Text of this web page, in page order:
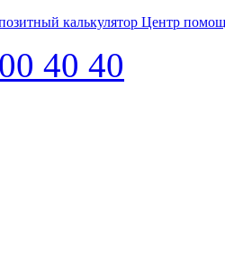
калькулятор Центр
40 40